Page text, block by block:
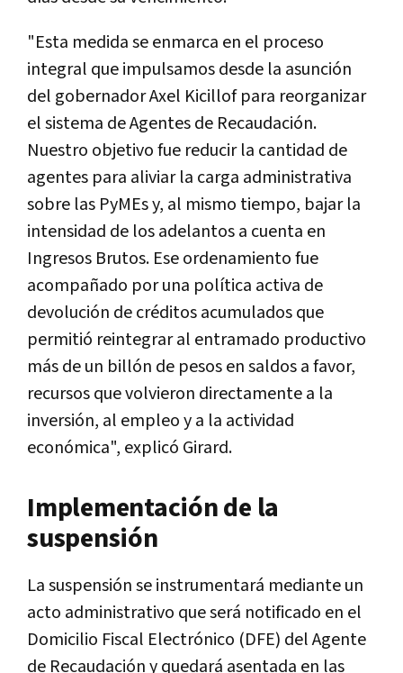
"Esta medida se enmarca en el proceso
integral que impulsamos desde la asunción
del gobernador Axel Kicillof para reorganizar
el sistema de Agentes de Recaudación.
Nuestro objetivo fue reducir la cantidad de
agentes para aliviar la carga administrativa
sobre las PyMEs y, al mismo tiempo, bajar la
intensidad de los adelantos a cuenta en
Ingresos Brutos. Ese ordenamiento fue
acompañado por una política activa de
devolución de créditos acumulados que
permitió reintegrar al entramado productivo
más de un billón de pesos en saldos a favor,
recursos que volvieron directamente a la
inversión, al empleo y a la actividad
económica", explicó Girard.
Implementación de la
suspensión
La suspensión se instrumentará mediante un
acto administrativo que será notificado en el
Domicilio Fiscal Electrónico (DFE) del Agente
de Recaudación y quedará asentada en las